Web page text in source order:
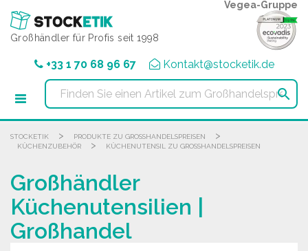
Großhändler für Profis seit 1998
Vegea-Gruppe
+33 1 70 68 96 67 Kontakt@stocketik.de

STOCKETIK > PRODUKTE ZU GROSSHANDELSPREISEN >
KÜCHENZUBEHÖR > KÜCHENUTENSIL ZU GROSSHANDELSPREISEN
Großhändler
Küchenutensilien |
Großhandel